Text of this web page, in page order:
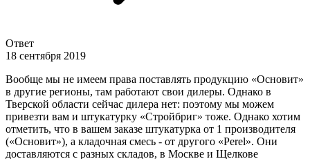
Ответ
18 сентября 2019
Вообще мы не имеем права поставлять продукцию «Основит»
в другие регионы, там работают свои дилеры. Однако в
Тверской области сейчас дилера нет: поэтому мы можем
привезти вам и штукатурку «Стройбриг» тоже. Однако хотим
отметить, что в вашем заказе штукатурка от 1 производителя
(«Основит»), а кладочная смесь - от другого «Perel». Они
доставляются с разных складов, в Москве и Щелкове